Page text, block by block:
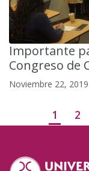
Importante
Congreso de
Noviembre 22, 2019
1 2